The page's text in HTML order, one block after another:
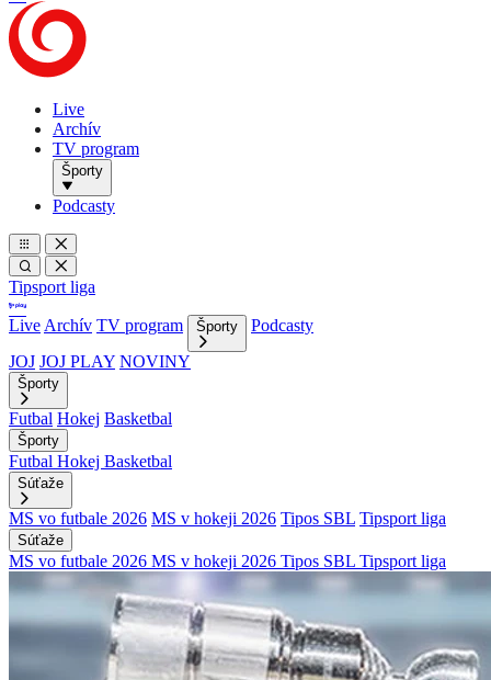
Live
Archív
TV program
Športy
Podcasty
Tipsport liga
Live Archív TV program Športy
Podcasty
JOJ JOJ PLAY NOVINY
Športy
Futbal Hokej Basketbal
Športy
Futbal Hokej Basketbal
Súťaže
MS vo futbale 2026 MS v hokeji 2026 Tipos SBL Tipsport liga
Súťaže
MS vo futbale 2026 MS v hokeji 2026 Tipos SBL Tipsport liga